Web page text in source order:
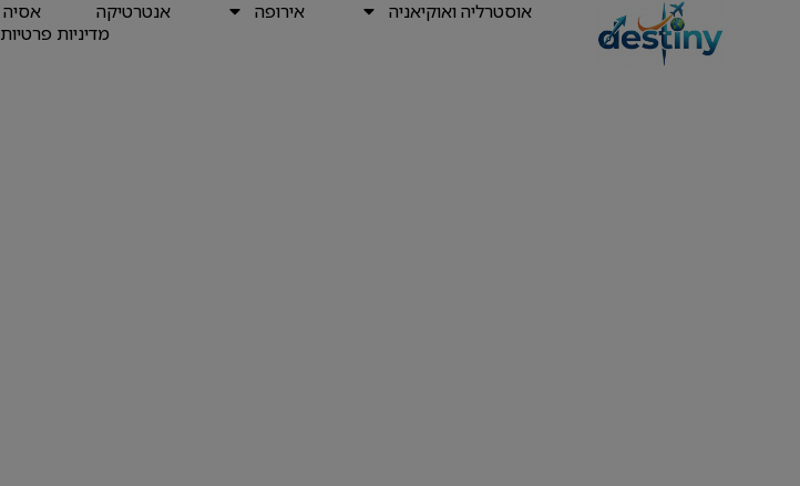
אוסטרליה ואוקיאניה אירופה אנטרטיקה אסיה
מדיניות פרטיות